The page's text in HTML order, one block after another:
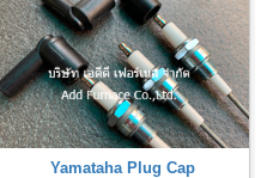
Yamataha Plug Cap